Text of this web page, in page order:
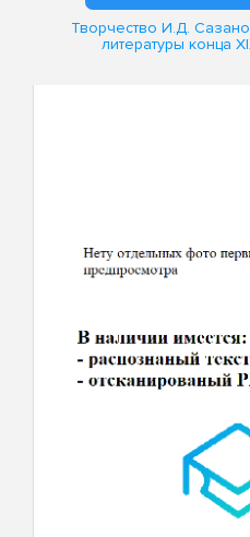
Творчество И.Д.
литературы конца